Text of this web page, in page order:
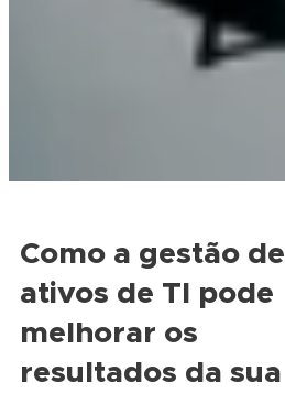
Como a gestão de
ativos de TI pode
melhorar os
resultados da sua